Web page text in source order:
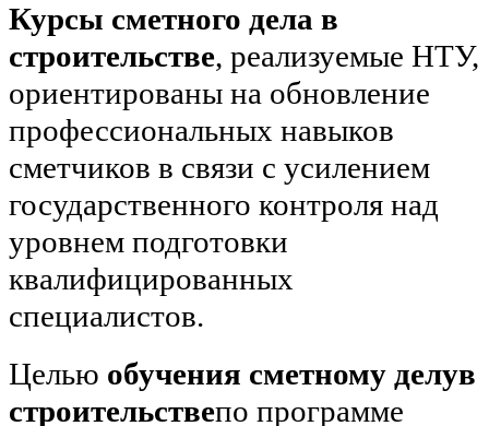
Курсы сметного дела в
строительстве, реализуемые НТУ,
ориентированы на обновление
профессиональных навыков
сметчиков в связи с усилением
государственного контроля над
уровнем подготовки
квалифицированных
специалистов.
Целью обучения сметному делув
строительствепо программе